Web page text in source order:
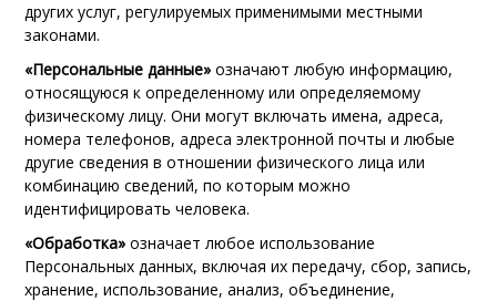
других услуг, регулируемых применимыми местными
законами.
«Персональные данные» означают любую информацию,
относящуюся к определенному или определяемому
физическому лицу. Они могут включать имена, адреса,
номера телефонов, адреса электронной почты и любые
другие сведения в отношении физического лица или
комбинацию сведений, по которым можно
идентифицировать человека.
«Обработка» означает любое использование
Персональных данных, включая их передачу, сбор, запись,
хранение, использование, анализ, объединение,